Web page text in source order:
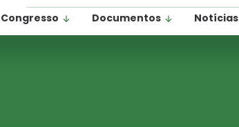
Congresso Documentos Notícias